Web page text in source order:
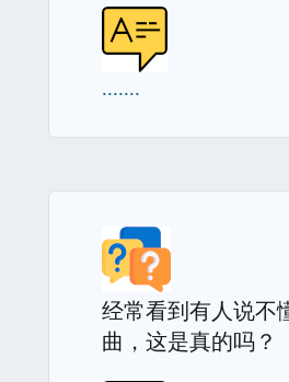
.......
经常看到有人说不
曲，这是真的吗？